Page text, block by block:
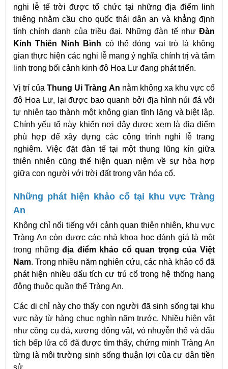
nghi lễ tế trời được tổ chức tại những địa điểm linh
thiêng nhằm cầu cho quốc thái dân an và khẳng định
tính chính danh của triều đại. Những đàn tế như Đàn
Kính Thiên Ninh Bình có thể đóng vai trò là không
gian thực hiện các nghi lễ mang ý nghĩa chính trị và tâm
linh trong bối cảnh kinh đô Hoa Lư đang phát triển.
Vị trí của Thung Ui Tràng An nằm không xa khu vực cố
đô Hoa Lư, lại được bao quanh bởi địa hình núi đá vôi
tự nhiên tạo thành một không gian tĩnh lặng và biệt lập.
Chính yếu tố này khiến nơi đây được xem là địa điểm
phù hợp để xây dựng các công trình nghi lễ trang
nghiêm. Việc đặt đàn tế tại một thung lũng kín giữa
thiên nhiên cũng thể hiện quan niệm về sự hòa hợp
giữa con người với trời đất trong văn hóa cổ.
Những phát hiện khảo cổ tại khu vực Tràng
An
Không chỉ nổi tiếng với cảnh quan thiên nhiên, khu vực
Tràng An còn được các nhà khoa học đánh giá là một
trong những địa điểm khảo cổ quan trọng của Việt
Nam. Trong nhiều năm nghiên cứu, các nhà khảo cổ đã
phát hiện nhiều dấu tích cư trú cổ trong hệ thống hang
động thuộc quần thể Tràng An.
Các di chỉ này cho thấy con người đã sinh sống tại khu
vực này từ hàng chục nghìn năm trước. Nhiều hiện vật
như công cụ đá, xương động vật, vỏ nhuyễn thể và dấu
tích bếp lửa cổ đã được tìm thấy, chứng minh Tràng An
từng là môi trường sinh sống thuận lợi của cư dân tiền